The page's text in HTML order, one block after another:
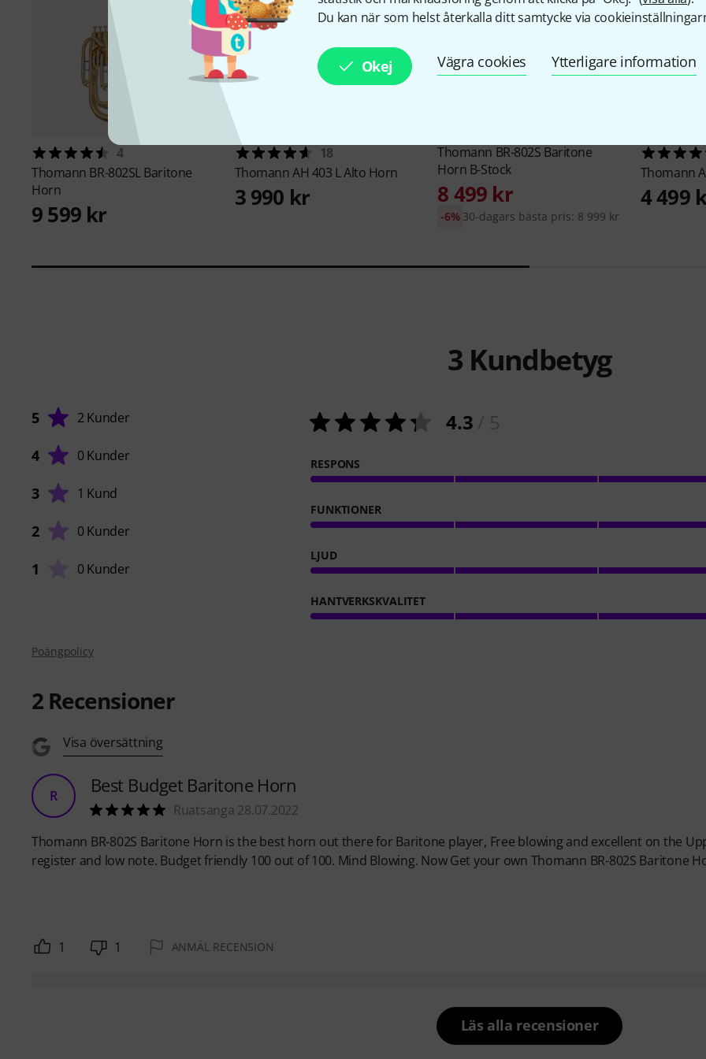
Du kan när som helst återkalla ditt samtycke via
Okej Vägra cookies Ytterligare information
4
Thomann BR-802SL Baritone
Horn
9 599 kr
18
ThomannAH 403 L Alto Horn
3 990 kr
Thomann BR-802S Baritone
Horn B-Stock
8 499 kr
30-dagars bästa pris: 8 999 kr
-6%
Thomann
4 499
3 Kundbetyg
5 2 Kunder
4 0 Kunder
3 1 Kund
2 0 Kunder
1 0 Kunder
4.3
RESPONS
FUNKTIONER
LJUD
HANTVERKSKVALITET
Poängpolicy
2 Recensioner
Visa översättning
R Best Budget Baritone Horn
Ruatsanga 28.07.2022
Thomann BR-802S Baritone Horn is the best horn out there for Baritone player, Free blowing and excellent on the
register and low note. Budget friendly 100 out of 100. Mind Blowing. Now Get your own Thomann BR-802S Baritone
1 1 ANMÄL RECENSION
Läs alla recensioner